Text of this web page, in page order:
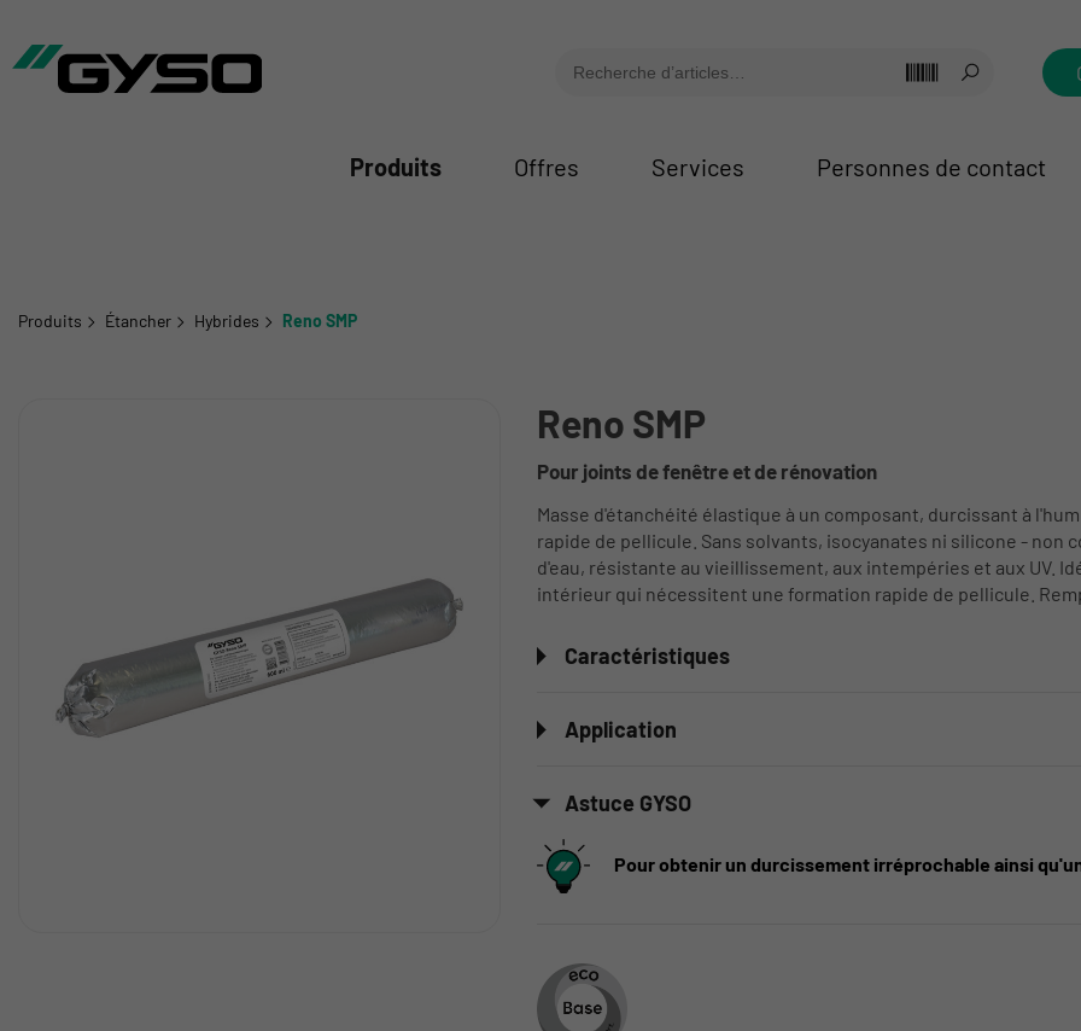
Produits Offres Services Personnes de contact
Produits Étancher Hybrides Reno SMP
Reno SMP
Pour joints de fenêtre et de rénovation
Masse d'étanchéité élastique à un composant, durcissant à
rapide de pellicule. Sans solvants, isocyanates ni silicone -
d'eau, résistante au vieillissement, aux intempéries et aux UV.
intérieur qui nécessitent une formation rapide de pellicule.
Caractéristiques
Application
Astuce GYSO
Pour obtenir un durcissement irréprochable ainsi